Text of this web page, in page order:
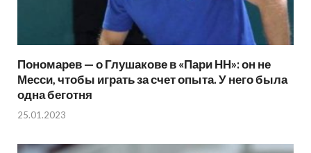
Пономарев — о Глушакове в «Пари НН»: он не
Месси, чтобы играть за счет опыта. У него была
одна беготня
25.01.2023